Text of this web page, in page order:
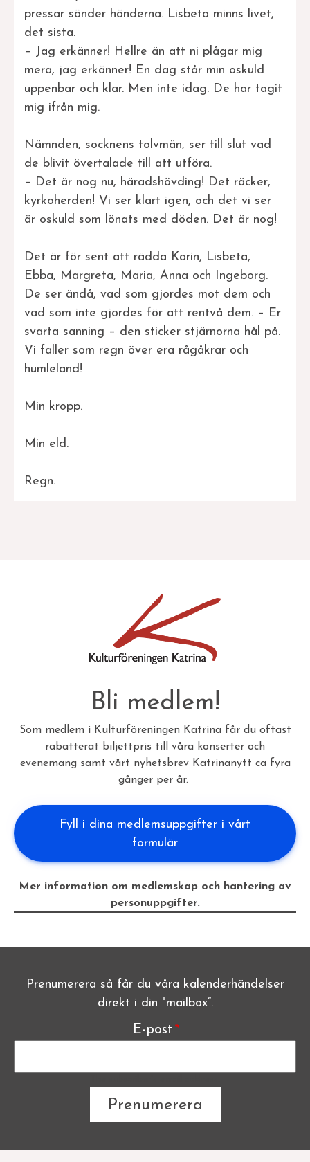
pressar sönder händerna. Lisbeta minns livet,
det sista.
– Jag erkänner! Hellre än att ni plågar mig
mera, jag erkänner! En dag står min oskuld
uppenbar och klar. Men inte idag. De har tagit
mig ifrån mig.
Nämnden, socknens tolvmän, ser till slut vad
de blivit övertalade till att utföra.
– Det är nog nu, häradshövding! Det räcker,
kyrkoherden! Vi ser klart igen, och det vi ser
är oskuld som lönats med döden. Det är nog!
Det är för sent att rädda Karin, Lisbeta,
Ebba, Margreta, Maria, Anna och Ingeborg.
De ser ändå, vad som gjordes mot dem och
vad som inte gjordes för att rentvå dem. – Er
svarta sanning – den sticker stjärnorna hål på.
Vi faller som regn över era rågåkrar och
humleland!
Min kropp.
Min eld.
Regn.
Bli medlem!
Som medlem i Kulturföreningen Katrina får du oftast
rabatterat biljettpris till våra konserter och
evenemang samt vårt nyhetsbrev Katrinanytt ca fyra
gånger per år.
Fyll i dina medlemsuppgifter i vårt
formulär
Mer information om medlemskap och hantering av
personuppgifter.
E-post
Prenumerera så får du våra kalenderhändelser
direkt i din "mailbox”.